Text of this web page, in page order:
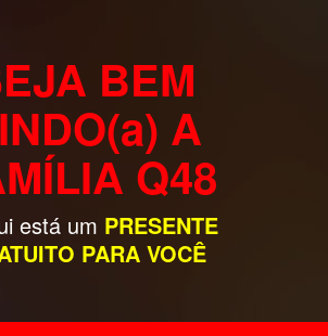
BEM
A
Q48
está um PRESENTE
PARA VOCÊ